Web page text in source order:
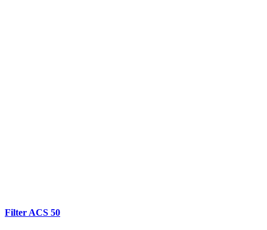
Filter ACS 50